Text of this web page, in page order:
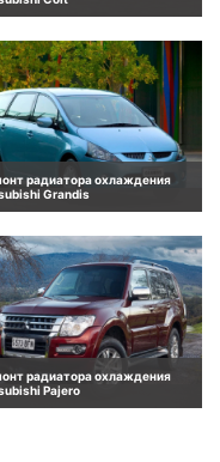
радиатора охлаждения
Grandis
радиатора охлаждения
Pajero